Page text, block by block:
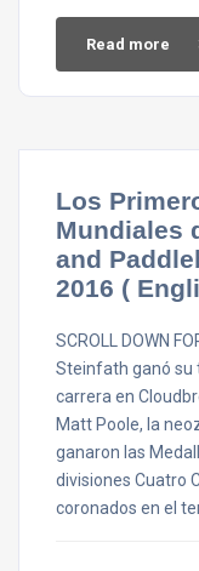
Read more
Los
Mundiales
and
2016 (
SCROLL DOWN
Steinfath ganó su
carrera en
Matt Poole, la
ganaron las
divisiones Cuatro
coronados en el